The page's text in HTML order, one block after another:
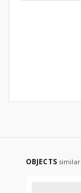
OBJECTS similar